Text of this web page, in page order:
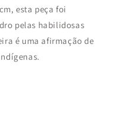
, esta peça foi
pelas habilidosas
é uma afirmação de